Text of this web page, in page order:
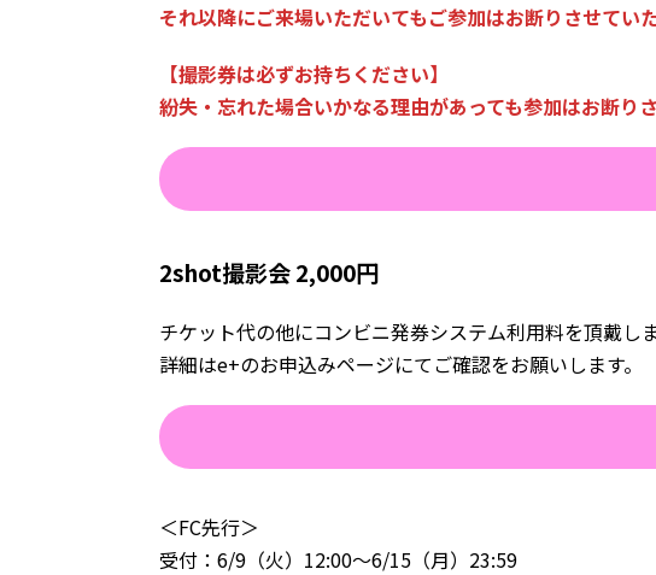
それ以降にご来場いただいてもご参加はお断りさせて
【撮影券は必ずお持ちください】
紛失・忘れた場合いかなる理由があっても参加はお断り
2shot撮影会 2,000円
チケット代の他にコンビニ発券システム利用料を頂戴しま
詳細はe+のお申込みページにてご確認をお願いします。
＜FC先行＞
受付：6/9（火）12:00～6/15（月）23:59